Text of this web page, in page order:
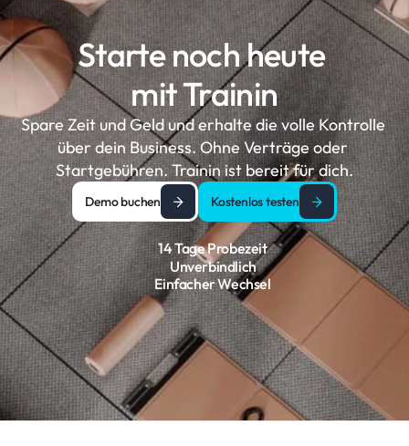
Starte noch heute
mit Trainin
Spare Zeit und Geld und erhalte die volle Kontrolle
über dein Business. Ohne Verträge oder
Startgebühren. Trainin ist bereit für dich.
Demo buchen Kostenlos testen
14 Tage Probezeit
Unverbindlich
Einfacher Wechsel